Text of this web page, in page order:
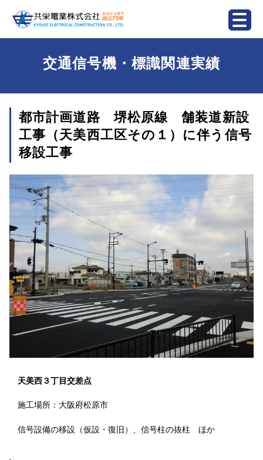
交通信号機・標識関連実績
都市計画道路 堺松原線 舗装道新設
工事（天美西工区その１）に伴う信号
移設工事
天美西３丁目交差点
施工場所：大阪府松原市
信号設備の移設（仮設・復旧）、信号柱の抜柱 ほか